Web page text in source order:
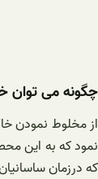
چگونه می
از مخلوط نمودن
نمود که به این